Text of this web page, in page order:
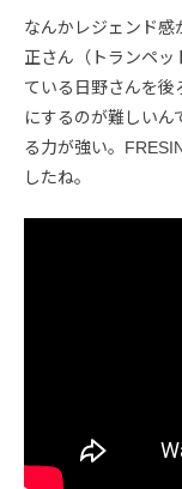
なんかレジェンド
正さん（トランペッ
ている日野さんを後
にするのが難しいん
る力が強い。
したね。